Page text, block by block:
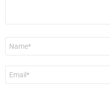
Nom
E-
mail
*